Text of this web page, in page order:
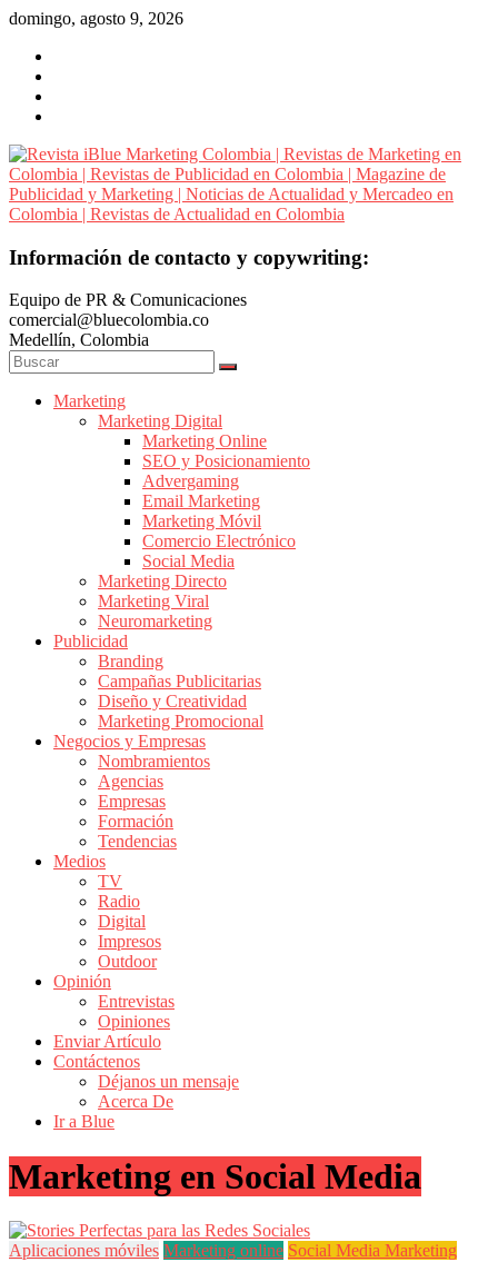
Saltar
contenido
domingo, agosto 9, 2026
Revista
Marketing
Colombia
|
Revistas
Marketing
Publicidad
Colombia
Magazine
Publicidad
Marketing
Noticias
Actualidad
Mercadeo
Colombia
Revistas
Actualidad
Colombia
Revista
iBlue
Marketing
Magazine
de
Información de contacto y copywriting:
Equipo de PR & Comunicaciones
comercial@bluecolombia.co
Medellín, Colombia
Marketing
Marketing Digital
Marketing Online
SEO y Posicionamiento
Advergaming
Email Marketing
Marketing Móvil
Comercio Electrónico
Social Media
Marketing Directo
Marketing Viral
Neuromarketing
Publicidad
Branding
Campañas Publicitarias
Diseño y Creatividad
Marketing Promocional
Negocios y Empresas
Nombramientos
Agencias
Empresas
Formación
Tendencias
Medios
TV
Radio
Digital
Impresos
Outdoor
Opinión
Entrevistas
Opiniones
Enviar Artículo
Contáctenos
Déjanos un mensaje
Acerca De
Ir a Blue
Marketing en Social Media
Aplicaciones móviles Marketing online Social Media Marketing